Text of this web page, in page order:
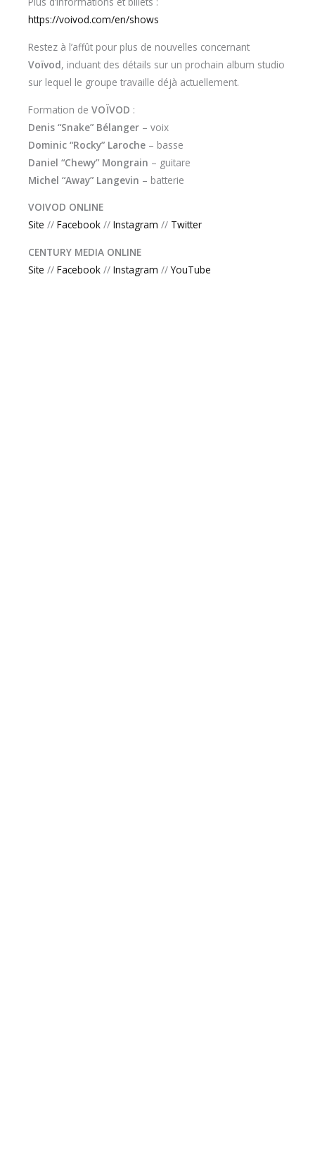
https://voivod.com/en/shows
Restez à l’affût pour plus de nouvelles concernant
Voïvod, incluant des détails sur un prochain album studio
sur lequel le groupe travaille déjà actuellement.
Formation de VOÏVOD :
Denis “Snake” Bélanger – voix
Dominic “Rocky” Laroche – basse
Daniel “Chewy” Mongrain – guitare
Michel “Away” Langevin – batterie
VOIVOD ONLINE
Site // Facebook // Instagram // Twitter
CENTURY MEDIA ONLINE
Site // Facebook // Instagram //YouTube